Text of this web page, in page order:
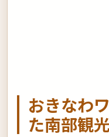
おきなわ
た南部観